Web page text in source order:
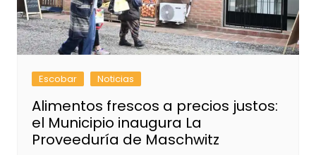
Escobar Noticias
Alimentos frescos a precios justos:
el Municipio inaugura La
Proveeduría de Maschwitz